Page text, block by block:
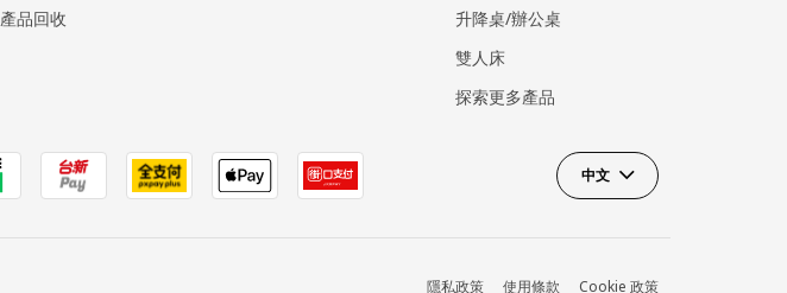
產品回收
升降桌/辦公桌
雙人床
探索更多產品
中文
隱私政策 使用條款 Cookie 政策